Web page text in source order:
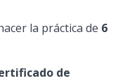
la práctica de 6
de